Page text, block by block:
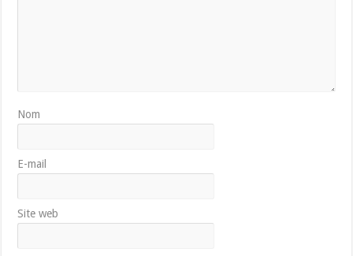
Nom
E-mail
Site web